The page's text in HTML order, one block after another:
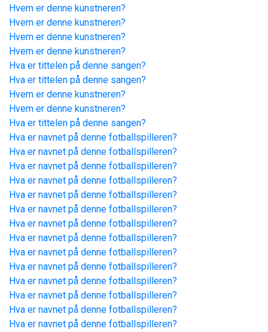
Hvem er denne kunstneren?
Hvem er denne kunstneren?
Hvem er denne kunstneren?
Hvem er denne kunstneren?
Hva er tittelen på denne sangen?
Hva er tittelen på denne sangen?
Hvem er denne kunstneren?
Hvem er denne kunstneren?
Hva er tittelen på denne sangen?
Hva er navnet på denne fotballspilleren?
Hva er navnet på denne fotballspilleren?
Hva er navnet på denne fotballspilleren?
Hva er navnet på denne fotballspilleren?
Hva er navnet på denne fotballspilleren?
Hva er navnet på denne fotballspilleren?
Hva er navnet på denne fotballspilleren?
Hva er navnet på denne fotballspilleren?
Hva er navnet på denne fotballspilleren?
Hva er navnet på denne fotballspilleren?
Hva er navnet på denne fotballspilleren?
Hva er navnet på denne fotballspilleren?
Hva er navnet på denne fotballspilleren?
Hva er navnet på denne fotballspilleren?